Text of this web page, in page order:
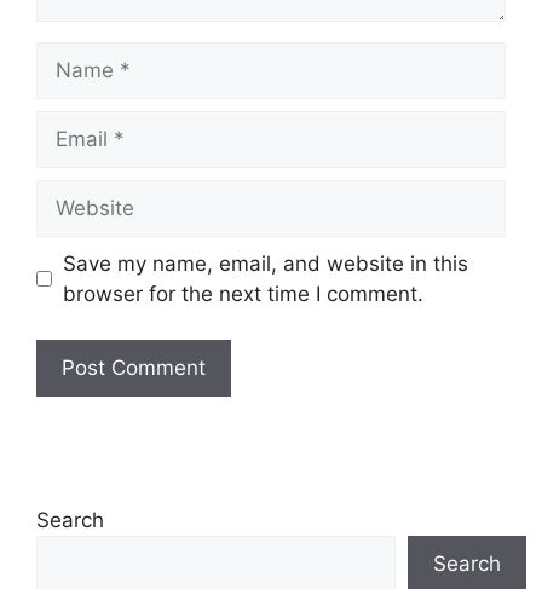
Save my name, email, and website in this
browser for the next time I comment.
Search
Search